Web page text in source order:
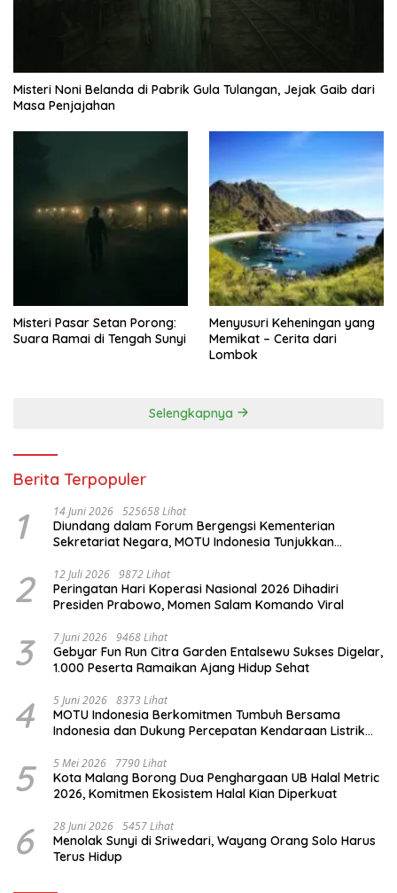
Misteri Noni Belanda di Pabrik Gula Tulangan, Jejak Gaib dari
Masa Penjajahan
Misteri Pasar Setan Porong:
Suara Ramai di Tengah Sunyi
Menyusuri Keheningan yang
Memikat – Cerita dari
Lombok
Selengkapnya
Berita Terpopuler
1 14 Juni 2026 525658 Lihat
Diundang dalam Forum Bergengsi Kementerian
Sekretariat Negara, MOTU Indonesia Tunjukkan
2 12 Juli 2026 9872 Lihat
Peringatan Hari Koperasi Nasional 2026 Dihadiri
Presiden Prabowo, Momen Salam Komando Viral
3 7 Juni 2026 9468 Lihat
Gebyar Fun Run Citra Garden Entalsewu Sukses Digelar,
1.000 Peserta Ramaikan Ajang Hidup Sehat
4 5 Juni 2026 8373 Lihat
MOTU Indonesia Berkomitmen Tumbuh Bersama
Indonesia dan Dukung Percepatan Kendaraan Listrik
5 5 Mei 2026 7790 Lihat
Kota Malang Borong Dua Penghargaan UB Halal Metric
2026, Komitmen Ekosistem Halal Kian Diperkuat
6 28 Juni 2026 5457 Lihat
Menolak Sunyi di Sriwedari, Wayang Orang Solo Harus
Terus Hidup